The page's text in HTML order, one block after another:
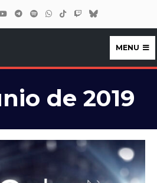
MENU
de 2019